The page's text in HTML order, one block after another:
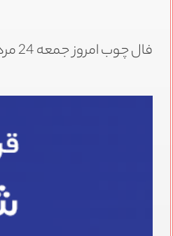
فال چوب امروز جمعه 24 مرداد 1404، عنوان موضوعی لست که در این پست بررسی می‌کنیم.